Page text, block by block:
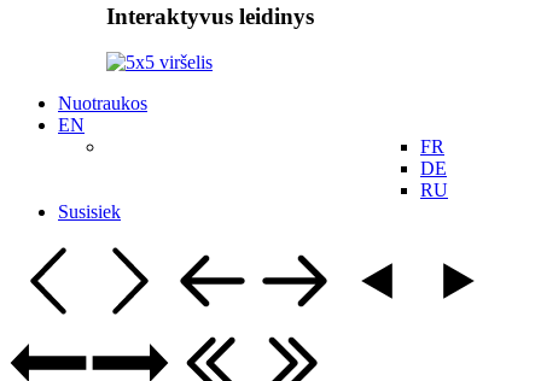
Interaktyvus leidinys
Nuotraukos
EN
FR
DE
RU
Susisiek